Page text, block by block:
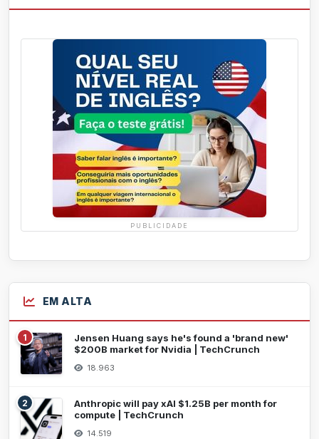
PUBLICIDADE
EM ALTA
1
Jensen Huang says he's found a 'brand new'
$200B market for Nvidia | TechCrunch
18.963
2
Anthropic will pay xAI $1.25B per month for
compute | TechCrunch
14.519